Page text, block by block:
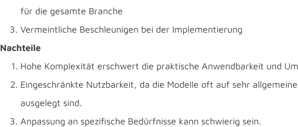
für die gesamte Branche
Vermeintliche Beschleunigen bei der Implementierung
Nachteile
Hohe Komplexität erschwert die praktische Anwendbarkeit und
Eingeschränkte Nutzbarkeit, da die Modelle oft auf sehr
ausgelegt sind.
Anpassung an spezifische Bedürfnisse kann schwierig sein.